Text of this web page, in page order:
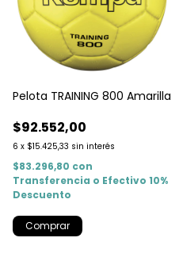
Pelota TRAINING 800 Amarilla
$92.552,00
6 x $15.425,33 sin interés
$83.296,80 con
Transferencia o Efectivo 10%
Descuento